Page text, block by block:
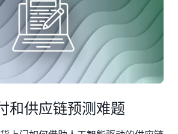
和供应链预测难题